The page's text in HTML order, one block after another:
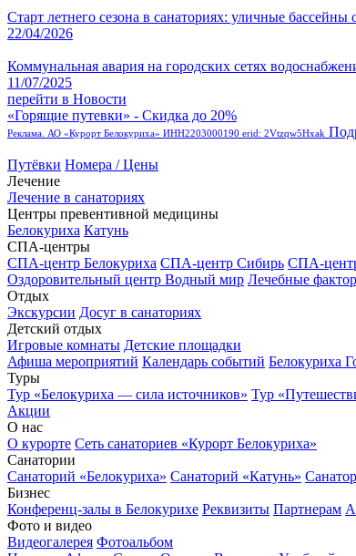
Старт летнего сезона в санаториях: уличные бассейны
22/04/2026
Коммунальная авария на городских сетях
11/07/2025
перейти в Новости
«Горящие путевки» - Скидка до 20%
Реклама. АО «Курорт Белокуриха» ИНН2203000190 erid: 2Vtzqw5Hxak
Путёвки Номера / Цены
Лечение
Лечение в санаториях
Центры превентивной медицины
Белокуриха Катунь
СПА-центры
СПА-центр Белокуриха СПА-центр Сибирь СПА-
Оздоровительный центр Водный мир Лечебные
Отдых
Экскурсии Досуг в санаториях
Детский отдых
Игровые комнаты Детские площадки
Афиша мероприятий Календарь событий Белокуриха
Туры
Тур «Белокуриха — сила источников» Тур
Акции
О нас
О курорте Сеть санаториев «Курорт Белокуриха»
Санатории
Санаторий «Белокуриха» Санаторий «Катунь»
Бизнес
Конференц-залы в Белокурихе Реквизиты Партнерам
Фото и видео
Видеогалерея Фотоальбом